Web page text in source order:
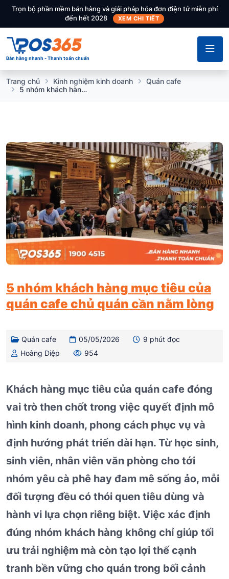
Trọn bộ phần mềm bán hàng và giải pháp hóa đơn điện tử miễn phí
đến hết 2028
XEM CHI TIẾT
Bán hàng nhanh - Thanh toán chuẩn
Trang chủ Kinh nghiệm kinh doanh
Quán cafe
5 nhóm khách hàng mục tiêu của quán cafe chủ quán cần nằm lòng
5 nhóm khách hàng mục tiêu của
quán cafe chủ quán cần nằm lòng
Quán cafe 05/05/2026
9 phút đọc
Hoàng Diệp
954
Khách hàng mục tiêu của quán cafe đóng
vai trò then chốt trong việc quyết định mô
hình kinh doanh, phong cách phục vụ và
định hướng phát triển dài hạn. Từ học sinh,
sinh viên, nhân viên văn phòng cho tới
nhóm yêu cà phê hay đam mê sống ảo, mỗi
đối tượng đều có thói quen tiêu dùng và
hành vi lựa chọn riêng biệt. Việc xác định
đúng nhóm khách hàng không chỉ giúp tối
ưu trải nghiệm mà còn tạo lợi thế cạnh
tranh bền vững cho quán trong bối cảnh